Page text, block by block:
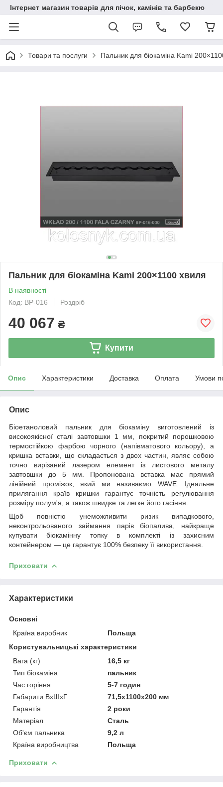
Інтернет магазин товарів для пічок, камінів та барбекю
Товари та послуги Пальник для біокаміна Kami
Пальник для біокаміна Kami 200×1100 хвиля
В наявності
Код: BP-016
Роздріб
40 067 ₴
Купити
Опис Характеристики Доставка Оплата Умови
Опис
Біоетаноловий пальник для біокаміну виготовлений із
високоякісної сталі завтовшки 1 мм, покритий порошковою
термостійкою фарбою чорного (напівматового кольору), а
кришка вставки, що складається з двох частин, являє собою
точно вирізаний лазером елемент із листового металу
завтовшки до 5 мм. Пропонована вставка має прямий
лінійний проміжок, який ми називаємо WAVE. Ідеальне
прилягання країв кришки гарантує точність регулювання
розміру полум'я, а також швидке та легке його гасіння.
Щоб повністю унеможливити ризик випадкового,
неконтрольованого займання парів біопалива, найкраще
купувати біокамінну топку в комплекті із захисним
контейнером — це гарантує 100% безпеку її використання.
Приховати
Характеристики
Основні
Країна виробник
Польща
Користувальницькі характеристики
Вага (кг)
16,5 кг
Тип біокаміна
пальник
Час горіння
5-7 годин
Габарити ВхШхГ
71,5х1100х200 мм
Гарантія
2 роки
Матеріал
Сталь
Об'єм пальника
9,2 л
Країна виробництва
Польща
Приховати